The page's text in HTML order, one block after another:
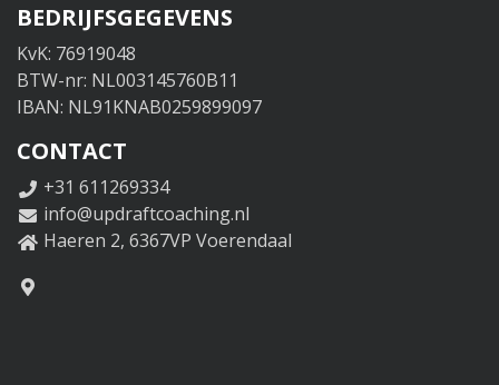
BEDRIJFSGEGEVENS
KvK: 76919048
BTW-nr: NL003145760B11
IBAN: NL91KNAB0259899097
CONTACT
+31 611269334
info@updraftcoaching.nl
Haeren 2, 6367VP Voerendaal